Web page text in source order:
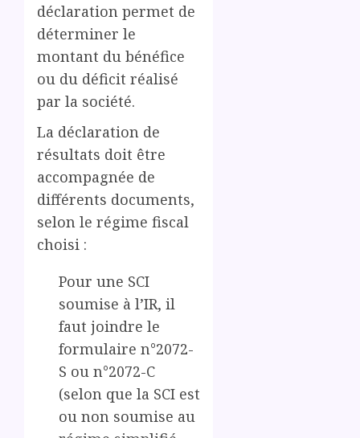
déclaration permet de
déterminer le
montant du bénéfice
ou du déficit réalisé
par la société.
La déclaration de
résultats doit être
accompagnée de
différents documents,
selon le régime fiscal
choisi :
Pour une SCI
soumise à l’IR, il
faut joindre le
formulaire n°2072-
S ou n°2072-C
(selon que la SCI est
ou non soumise au